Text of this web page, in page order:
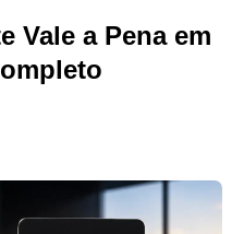
Vale a Pena em